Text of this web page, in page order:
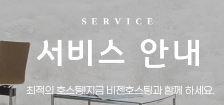
SERVICE
서비스 안내
최적의 호스팅!지금 비젠호스팅과 함께 하세요.